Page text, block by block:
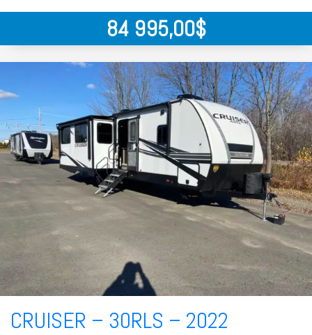
84 995,00$
CRUISER – 30RLS – 2022